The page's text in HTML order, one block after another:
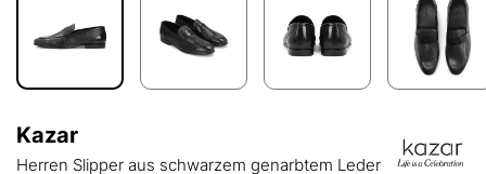
Kazar
Herren Slipper aus schwarzem genarbtem Leder